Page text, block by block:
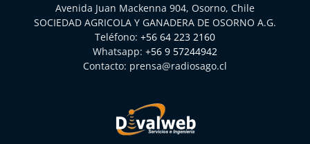
Avenida Juan Mackenna 904, Osorno, Chile
SOCIEDAD AGRICOLA Y GANADERA DE OSORNO A.G.
Teléfono: +56 64 223 2160
Whatsapp: +56 9 57244942
Contacto: prensa@radiosago.cl